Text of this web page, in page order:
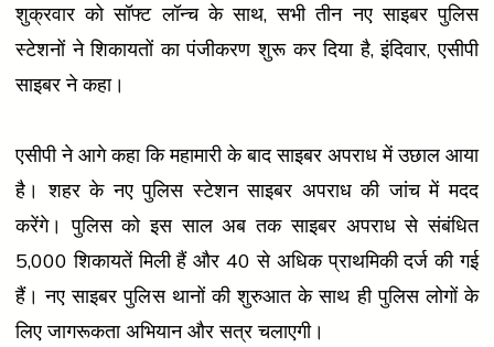
शुक्रवार को सॉफ्ट लॉन्च के साथ, सभी तीन नए साइबर पुलिस
स्टेशनों ने शिकायतों का पंजीकरण शुरू कर दिया है, इंदिवार, एसीपी
साइबर ने कहा।
एसीपी ने आगे कहा कि महामारी के बाद साइबर अपराध में उछाल आया
है। शहर के नए पुलिस स्टेशन साइबर अपराध की जांच में मदद
करेंगे। पुलिस को इस साल अब तक साइबर अपराध से संबंधित
5,000 शिकायतें मिली हैं और 40 से अधिक प्राथमिकी दर्ज की गई
हैं। नए साइबर पुलिस थानों की शुरुआत के साथ ही पुलिस लोगों के
लिए जागरूकता अभियान और सत्र चलाएगी।